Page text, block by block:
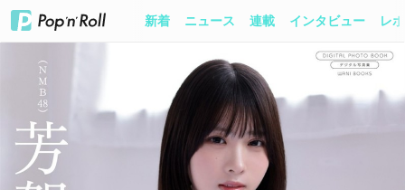
新着 ニュース 連載 インタビュー レ